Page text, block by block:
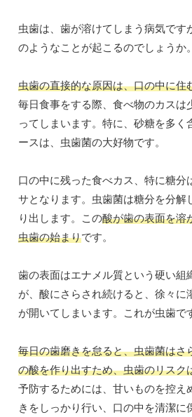
虫歯は、歯が溶けてしまう病気です
のようなことが起こるのでしょうか。
虫歯の直接的な原因は、口の中に住
毎日食事をする際、食べ物のカスは
ってしまいます。特に、砂糖を多く
ースは、虫歯菌の大好物です。
口の中に残った食べカス、特に糖分
サとなります。虫歯菌は糖分を分解
り出します。この酸が歯の表面を溶
虫歯の始まりです。
歯の表面はエナメル質という硬い組
が、酸にさらされ続けると、徐々に
が開いてしまいます。これが虫歯で
毎日の歯磨きを怠ると、虫歯菌はさ
の酸を作り出すため、虫歯のリスク
予防するためには、甘いものを控え
きをしっかり行い、口の中を清潔に